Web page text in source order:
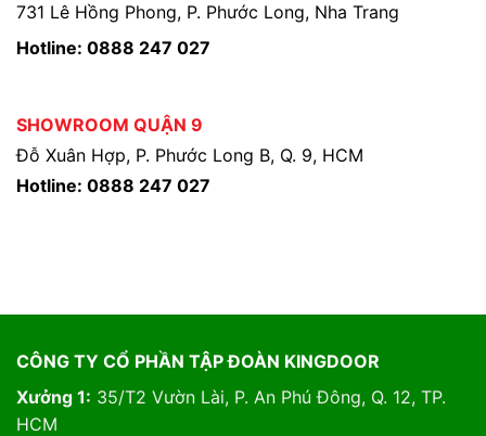
731 Lê Hồng Phong, P. Phước Long, Nha Trang
Hotline: 0888 247 027
SHOWROOM QUẬN 9
Đỗ Xuân Hợp, P. Phước Long B, Q. 9, HCM
Hotline: 0888 247 027
CÔNG TY CỔ PHẦN TẬP ĐOÀN KINGDOOR
Xưởng 1: 35/T2 Vườn Lài, P. An Phú Đông, Q. 12, TP.
HCM